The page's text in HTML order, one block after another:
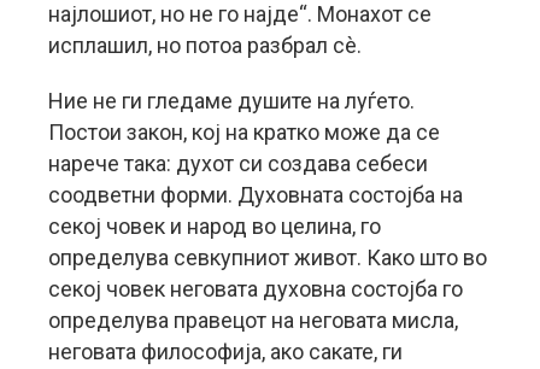
најлошиот, но не го најде“. Монахот се
исплашил, но потоа разбрал сè.
Ние не ги гледаме душите на луѓето.
Постои закон, кој на кратко може да се
нарече така: духот си создава себеси
соодветни форми. Духовната состојба на
секој човек и народ во целина, го
определува севкупниот живот. Како што во
секој човек неговата духовна состојба го
определува правецот на неговата мисла,
неговата философија, ако сакате, ги